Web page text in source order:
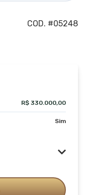
COD. #05248
R$ 330.000,00
Sim